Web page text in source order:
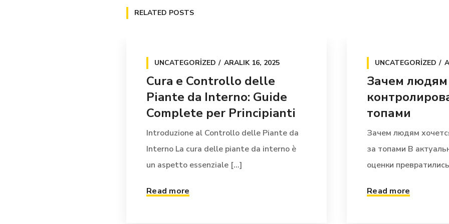
RELATED POSTS
UNCATEGORIZED ARALIK 16, 2025
Cura e Controllo delle
Piante da Interno: Guide
Complete per Principianti
Introduzione al Controllo delle Piante da
Interno La cura delle piante da interno è
un aspetto essenziale [...]
Read more
UNCATEGORIZED
Зачем людям
топами
Зачем людям
за топами В
оценки
Read more